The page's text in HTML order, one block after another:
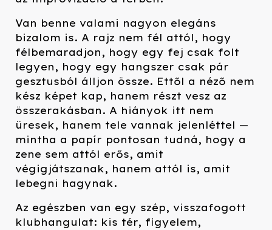
Van benne valami nagyon elegáns
bizalom is. A rajz nem fél attól, hogy
félbemaradjon, hogy egy fej csak folt
legyen, hogy egy hangszer csak pár
gesztusból álljon össze. Ettől a néző nem
kész képet kap, hanem részt vesz az
összerakásban. A hiányok itt nem
üresek, hanem tele vannak jelenléttel —
mintha a papír pontosan tudná, hogy a
zene sem attól erős, amit
végigjátszanak, hanem attól is, amit
lebegni hagynak.
Az egészben van egy szép, visszafogott
klubhangulat: kis tér, figyelem,